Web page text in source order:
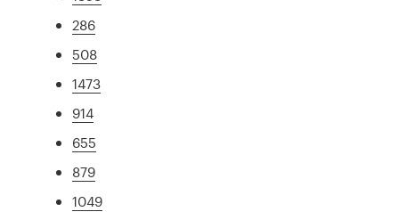
286
508
1473
914
655
879
1049